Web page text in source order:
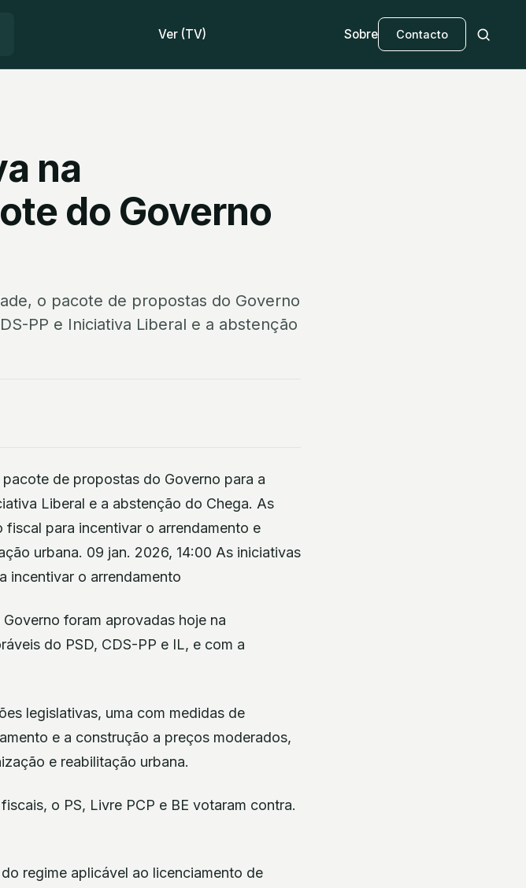
Ver (TV) Sobre Contacto
na
do Governo
o pacote de propostas do Governo
PP e Iniciativa Liberal e a abstenção
de propostas do Governo para a
Liberal e a abstenção do Chega. As
para incentivar o arrendamento e
urbana. 09 jan. 2026, 14:00 As iniciativas
incentivar o arrendamento
foram aprovadas hoje na
do PSD, CDS-PP e IL, e com a
legislativas, uma com medidas de
e a construção a preços moderados,
e reabilitação urbana.
o PS, Livre PCP e BE votaram contra.
regime aplicável ao licenciamento de